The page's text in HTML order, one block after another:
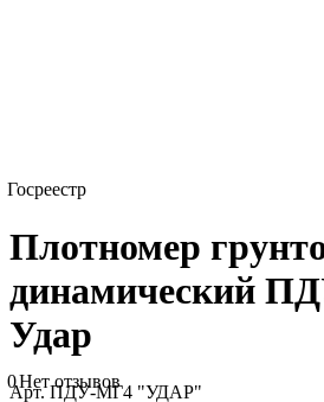
Госреестр
Плотномер
динамический
Удар
0Нет отзывов
Арт.ПДУ-МГ4 "УДАР"